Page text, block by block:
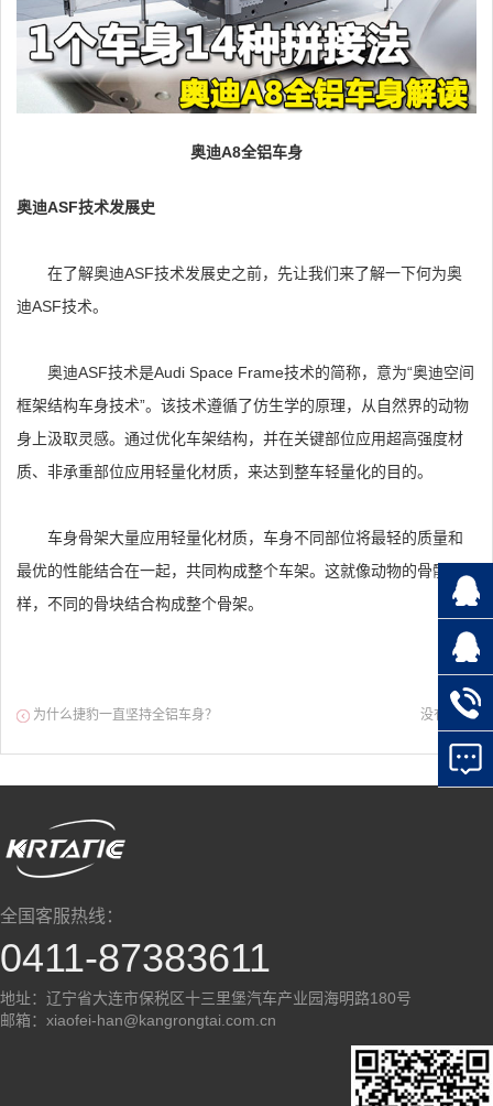
奥迪A8全铝车身
奥迪ASF技术发展史
在了解奥迪ASF技术发展史之前，先让我们来了解一下何为奥
迪ASF技术。
奥迪ASF技术是Audi Space Frame技术的简称，意为“奥迪空间
框架结构车身技术”。该技术遵循了仿生学的原理，从自然界的动物
身上汲取灵感。通过优化车架结构，并在关键部位应用超高强度材
质、非承重部位应用轻量化材质，来达到整车轻量化的目的。
车身骨架大量应用轻量化材质，车身不同部位将最轻的质量和
最优的性能结合在一起，共同构成整个车架。这就像动物的骨骼一
样，不同的骨块结合构成整个骨架。
为什么捷豹一直坚持全铝车身？ 没有了
全国客服热线：
0411-87383611
地址：辽宁省大连市保税区十三里堡汽车产业园海明路180号
邮箱：xiaofei-han@kangrongtai.com.cn